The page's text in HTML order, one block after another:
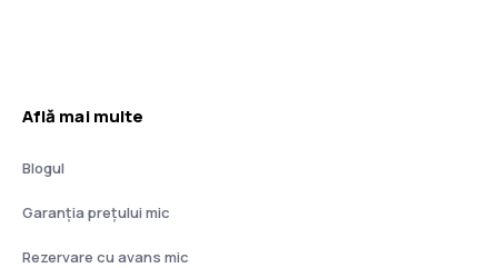
Află mai multe
Blogul
Garanția prețului mic
Rezervare cu avans mic